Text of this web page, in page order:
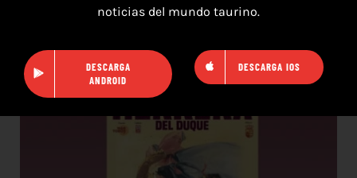
DE AGOSTO 2026
noticias del mundo taurino.
DESCARGA
ANDROID
DESCARGA IOS